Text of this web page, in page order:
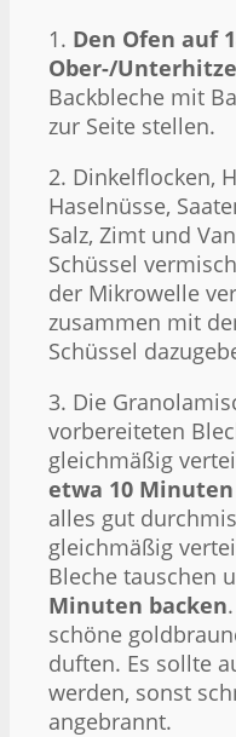
1. Den Ofen auf
Ober-/
Backbleche mit
zur Seite stellen.
2. Dinkelflocken,
Haselnüsse,
Salz, Zimt und
Schüssel
der Mikrowelle
zusammen mit
Schüssel
3. Die
vorbereiteten
gleichmäßig
etwa 10
alles gut
gleichmäßig
Bleche tauschen
Minuten backen
schöne
duften. Es sollte
werden, sonst
angebrannt.